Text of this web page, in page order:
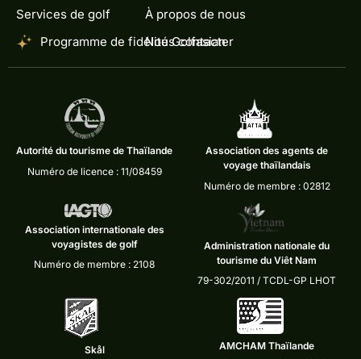
Services de golf
Programme de fidélité Golfasian
À propos de nous
Nous contacter
Autorité du tourisme de Thaïlande
Numéro de licence : 11/08459
Association des agents de
voyage thaïlandais
Numéro de membre : 02812
Association internationale des
voyagistes de golf
Numéro de membre : 2108
Administration nationale du
tourisme du Viêt Nam
79-302/2011 / TCDL-GP LHOT
Skål
AMCHAM Thaïlande